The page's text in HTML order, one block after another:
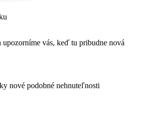
vás, keď tu pribudne nová
nové podobné nehnuteľnosti